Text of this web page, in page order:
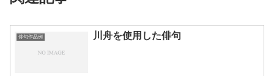
俳句作品例 川舟を使用した俳句